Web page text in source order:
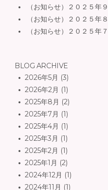
（お知らせ）２０２５年
（お知らせ）２０２５年
（お知らせ）２０２５年
BLOG ARCHIVE
2026年5月 (3)
2026年2月 (1)
2025年8月 (2)
2025年7月 (1)
2025年4月 (1)
2025年3月 (1)
2025年2月 (1)
2025年1月 (2)
2024年12月 (1)
2024年11月 (1)